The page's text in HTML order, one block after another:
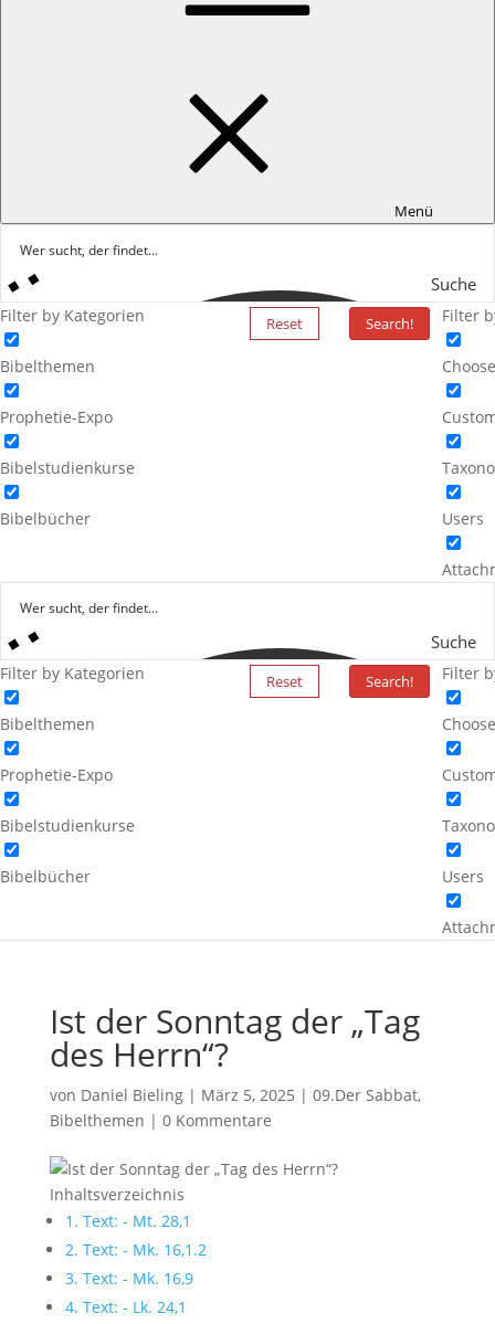
Menü
Suche
Filter by Kategorien
Bibelthemen
Prophetie-Expo
Bibelstudienkurse
Bibelbücher
Reset Search! Filter
Users
Suche
Filter by Kategorien
Bibelthemen
Prophetie-Expo
Bibelstudienkurse
Bibelbücher
Reset Search! Filter
Users
Ist der Sonntag der „Tag
des Herrn“?
von Daniel Bieling| März 5, 2025 | 09.Der Sabbat,
Bibelthemen | 0 Kommentare
Inhaltsverzeichnis
1. Text: - Mt. 28,1
2. Text: - Mk. 16,1.2
3. Text: - Mk. 16,9
4. Text: - Lk. 24,1